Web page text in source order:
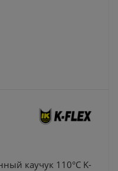
каучук 110°C K-